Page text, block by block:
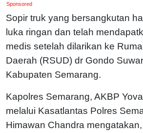
Sponsored
Sopir truk yang bersangkutan
luka ringan dan telah
medis setelah dilarikan ke
Daerah (RSUD) dr Gondo
Kabupaten Semarang.
Kapolres Semarang, AKBP
melalui Kasatlantas Polres
Himawan Chandra